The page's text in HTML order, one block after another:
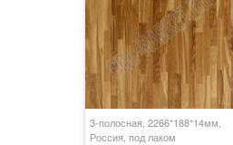
3-полосная, 2266*188*14мм,
Россия, под лаком